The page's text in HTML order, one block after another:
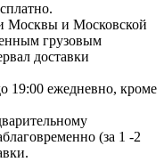
Москвы и Московской
грузовым
доставки
19:00 ежедневно, кроме
(за 1 -2